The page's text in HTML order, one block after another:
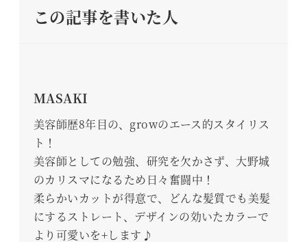
この記事を書いた人
MASAKI
美容師歴8年目の、growのエース的スタイリス
ト！
美容師としての勉強、研究を欠かさず、大野城
のカリスマになるため日々奮闘中！
柔らかいカットが得意で、どんな髪質でも美髪
にするストレート、デザインの効いたカラーで
より可愛いを+します♪